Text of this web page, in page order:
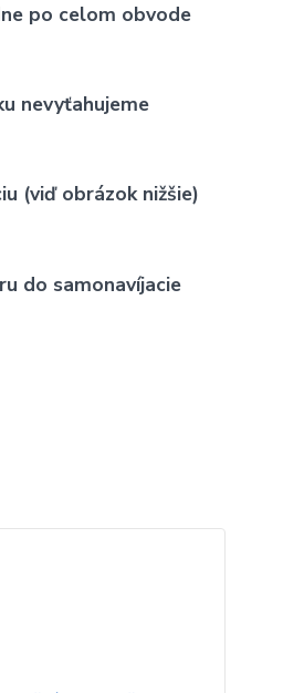
po celom obvode
nevyťahujeme
(viď obrázok nižšie)
do samonavíjacie